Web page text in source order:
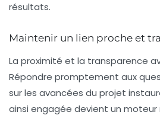
résultats.
Maintenir un lien proche et
La proximité et la transparence
Répondre promptement aux
sur les avancées du projet
ainsi engagée devient un moteur